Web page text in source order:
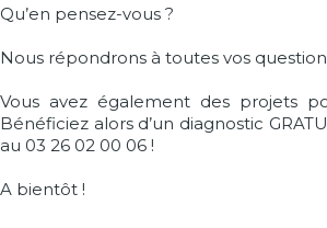
Qu’en pensez-vous ?
Nous répondrons à toutes vos
Vous avez également des projets
Bénéficiez alors d’un diagnostic
au 03 26 02 00 06 !
A bientôt !